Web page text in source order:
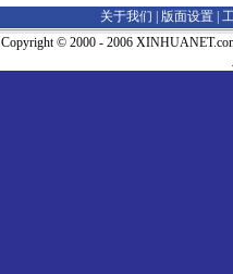
关于我们 | 版面设置
Copyright © 2000 - 2006